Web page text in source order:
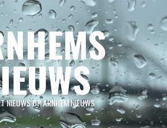
NIEUWS OP ARNHEM NIEUWS